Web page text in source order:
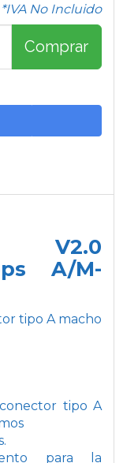
*IVA No Incluido
Comprar
V2.0
A/M-
tipo A macho
tipo A
para la